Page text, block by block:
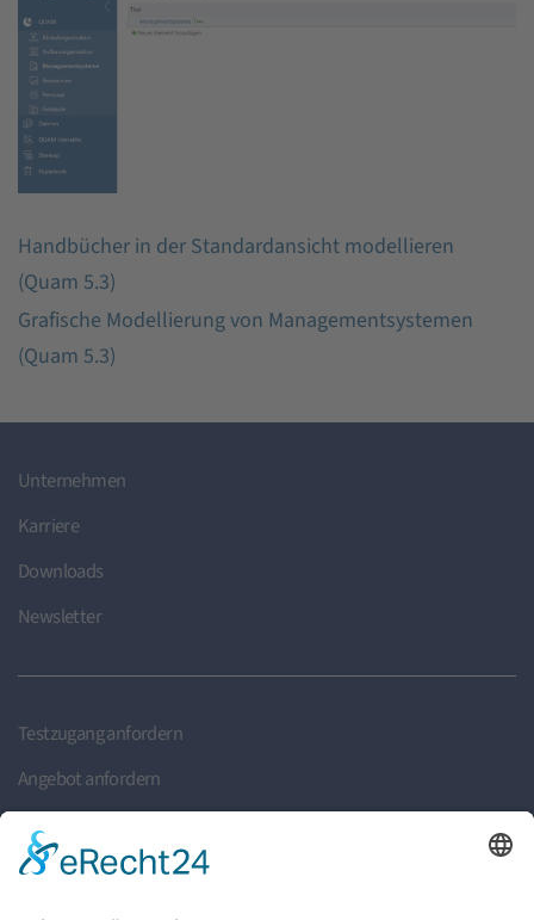
Handbücher in der Standardansicht modellieren
(Quam 5.3)
Grafische Modellierung von Managementsystemen
(Quam 5.3)
Unternehmen
Karriere
Downloads
Newsletter
Testzugang anfordern
Angebot anfordern
Rückruf anfordern
Partner finden